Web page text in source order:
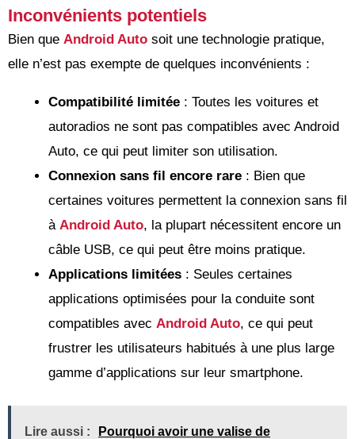
Inconvénients potentiels
Bien que Android Auto soit une technologie pratique,
elle n’est pas exempte de quelques inconvénients :
Compatibilité limitée : Toutes les voitures et
autoradios ne sont pas compatibles avec Android
Auto, ce qui peut limiter son utilisation.
Connexion sans fil encore rare : Bien que
certaines voitures permettent la connexion sans fil
à Android Auto, la plupart nécessitent encore un
câble USB, ce qui peut être moins pratique.
Applications limitées : Seules certaines
applications optimisées pour la conduite sont
compatibles avec Android Auto, ce qui peut
frustrer les utilisateurs habitués à une plus large
gamme d’applications sur leur smartphone.
Lire aussi :
Pourquoi avoir une valise de